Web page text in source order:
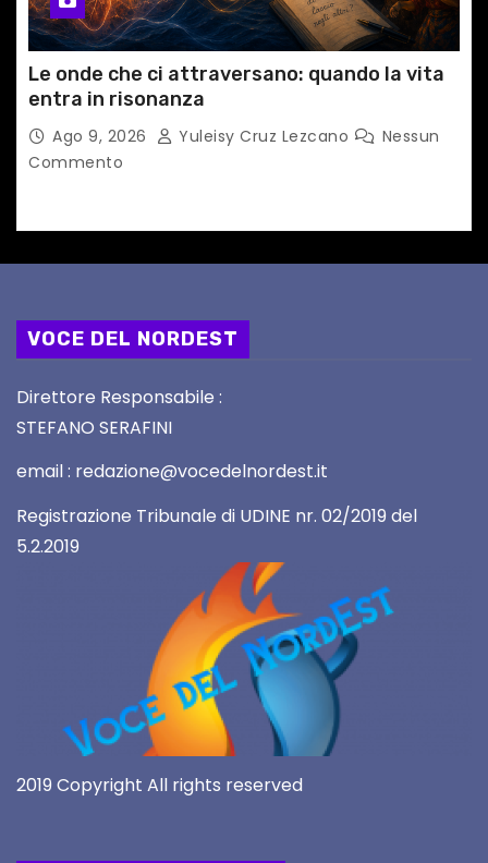
Le onde che ci attraversano: quando la vita
entra in risonanza
Ago 9, 2026 Yuleisy Cruz Lezcano
Nessun
Commento
VOCE DEL NORDEST
Direttore Responsabile :
STEFANO SERAFINI
email : redazione@vocedelnordest.it
Registrazione Tribunale di UDINE nr. 02/2019 del
5.2.2019
2019 Copyright All rights reserved